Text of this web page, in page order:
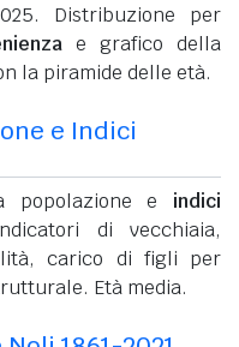
Distribuzione per
e grafico della
la piramide delle età.
e Indici
popolazione e indici
di vecchiaia,
carico di figli per
Età media.